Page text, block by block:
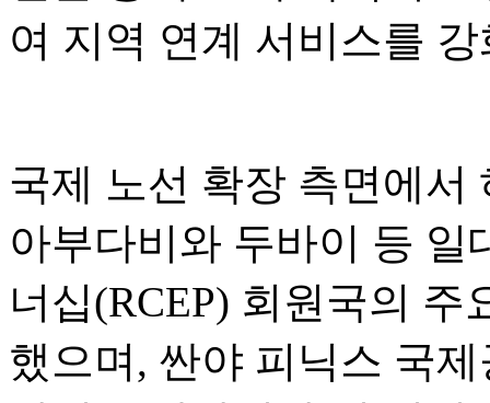
여 지역 연계 서비스를
국제 노선 확장 측면에서
아부다비와 두바이 등
너십(RCEP) 회원국의
했으며, 싼야 피닉스 국